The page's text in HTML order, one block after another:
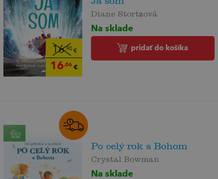
16,90€
16,06€
Diane Stortzová
Na sklade
pridať do košíka
Po celý rok s Bohom
Crystal Bowman
Na sklade